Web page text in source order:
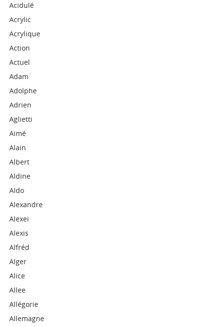
Acidulé
Acrylic
Acrylique
Action
Actuel
Adam
Adolphe
Adrien
Aglietti
Aimé
Alain
Albert
Aldine
Aldo
Alexandre
Alexei
Alexis
Alfréd
Alger
Alice
Allee
Allégorie
Allemagne